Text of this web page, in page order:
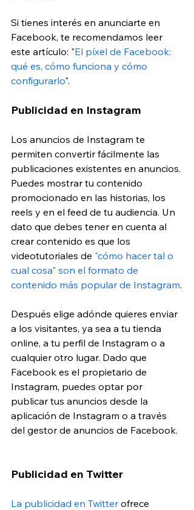
Si tienes interés en anunciarte en
Facebook, te recomendamos leer
este artículo: "El píxel de Facebook:
qué es, cómo funciona y cómo
configurarlo".
Publicidad en Instagram
Los anuncios de Instagram te
permiten convertir fácilmente las
publicaciones existentes en anuncios.
Puedes mostrar tu contenido
promocionado en las historias, los
reels y en el feed de tu audiencia. Un
dato que debes tener en cuenta al
crear contenido es que los
videotutoriales de "cómo hacer tal o
cual cosa" son el formato de
contenido más popular de Instagram.
Después elige adónde quieres enviar
a los visitantes, ya sea a tu tienda
online, a tu perfil de Instagram o a
cualquier otro lugar. Dado que
Facebook es el propietario de
Instagram, puedes optar por
publicar tus anuncios desde la
aplicación de Instagram o a través
del gestor de anuncios de Facebook.
Publicidad en Twitter
La publicidad en Twitter ofrece